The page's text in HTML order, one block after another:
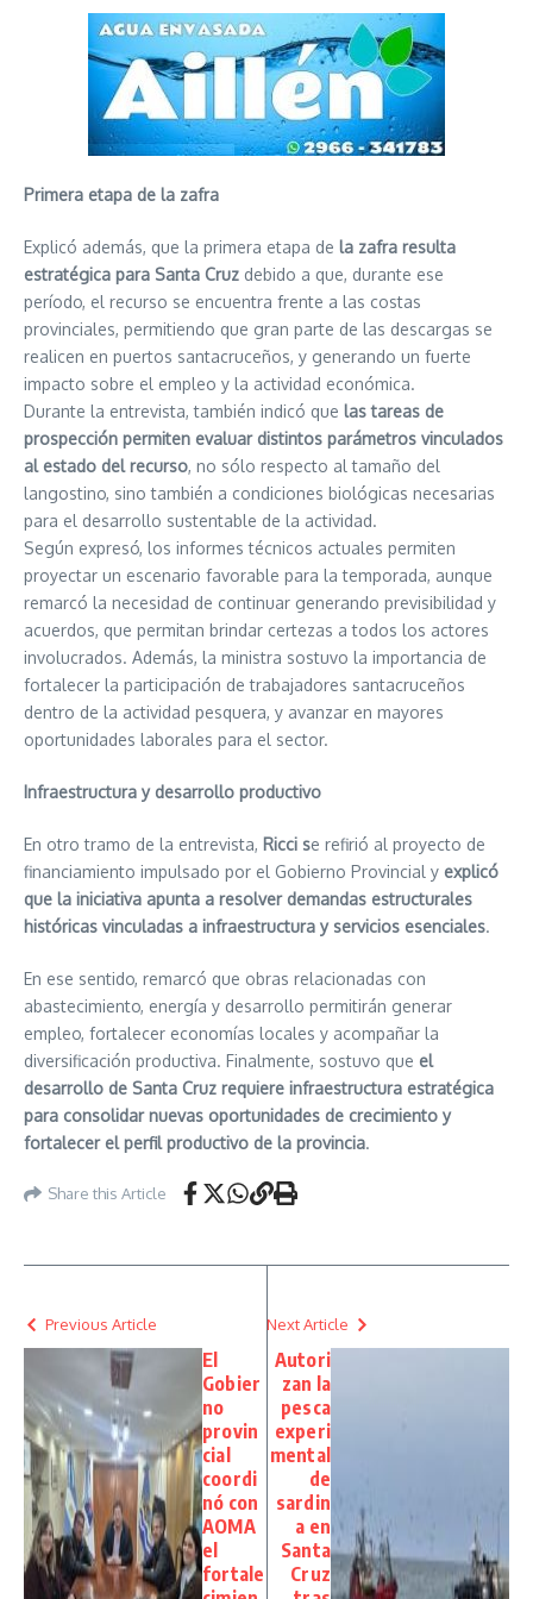
Primera etapa de la zafra
Explicó además, que la primera etapa de la zafra resulta
estratégica para Santa Cruz debido a que, durante ese
período, el recurso se encuentra frente a las costas
provinciales, permitiendo que gran parte de las descargas se
realicen en puertos santacruceños, y generando un fuerte
impacto sobre el empleo y la actividad económica.
Durante la entrevista, también indicó que las tareas de
prospección permiten evaluar distintos parámetros vinculados
al estado del recurso, no sólo respecto al tamaño del
langostino, sino también a condiciones biológicas necesarias
para el desarrollo sustentable de la actividad.
Según expresó, los informes técnicos actuales permiten
proyectar un escenario favorable para la temporada, aunque
remarcó la necesidad de continuar generando previsibilidad y
acuerdos, que permitan brindar certezas a todos los actores
involucrados. Además, la ministra sostuvo la importancia de
fortalecer la participación de trabajadores santacruceños
dentro de la actividad pesquera, y avanzar en mayores
oportunidades laborales para el sector.
Infraestructura y desarrollo productivo
En otro tramo de la entrevista, Ricci se refirió al proyecto de
financiamiento impulsado por el Gobierno Provincial y explicó
que la iniciativa apunta a resolver demandas estructurales
históricas vinculadas a infraestructura y servicios esenciales.
En ese sentido, remarcó que obras relacionadas con
abastecimiento, energía y desarrollo permitirán generar
empleo, fortalecer economías locales y acompañar la
diversificación productiva. Finalmente, sostuvo que el
desarrollo de Santa Cruz requiere infraestructura estratégica
para consolidar nuevas oportunidades de crecimiento y
fortalecer el perfil productivo de la provincia.
Share this Article
Previous Article
El
Gobier
no
provin
cial
coordi
nó con
AOMA
el
fortale
Next Article
Autori
zan la
pesca
experi
mental
de
sardin
a en
Santa
Cruz